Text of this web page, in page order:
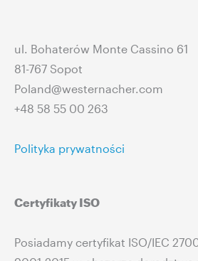
ul. Bohaterów Monte Cassino 61
81-767 Sopot
Poland@westernacher.com
+48 58 55 00 263
Polityka prywatności
Certyfikaty ISO
Posiadamy certyfikat ISO/IEC